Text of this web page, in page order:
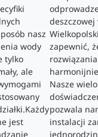
nasz
wody
tylko
ale
jest
zapewnić,
Nasze
pozwala
instalacji